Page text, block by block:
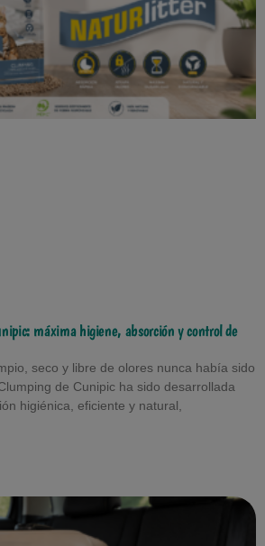
máxima higiene, absorción y control de
seco y libre de olores nunca había sido
de Cunipic ha sido desarrollada
higiénica, eficiente y natural,